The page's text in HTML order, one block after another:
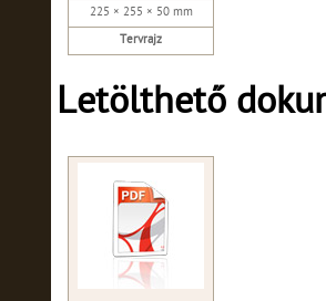
225 × 255 × 50 mm
Tervrajz
Letölthető